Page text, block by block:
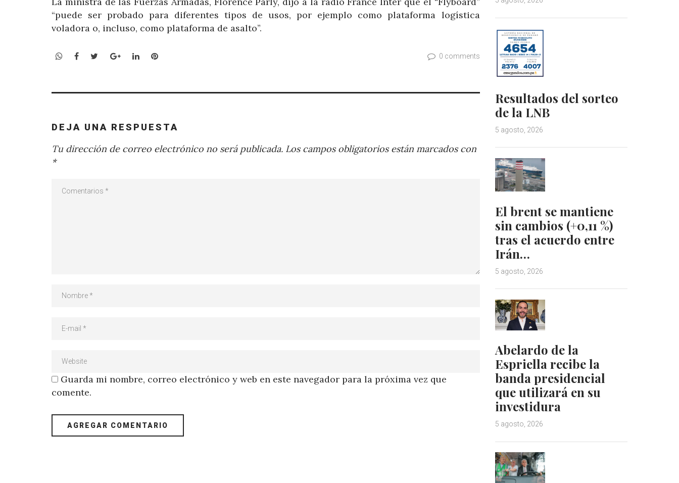
“puede ser probado para diferentes tipos de usos, por ejemplo como plataforma logística
voladora o, incluso, como plataforma de asalto”.
WhatsApp
Facebook
TwitterGoogle+LinkedInPinterest 0 comments
DEJA UNA RESPUESTA
Tu dirección de correo electrónico no será publicada. Los campos obligatorios están marcados con
*
Guarda mi nombre, correo electrónico y web en este navegador para la próxima vez que
comente.
Resultados del sorteo
de la LNB
5 agosto, 2026
El brent se mantiene
sin cambios (+0,11 %)
tras el acuerdo entre
Irán…
5 agosto, 2026
Abelardo de la
Espriella recibe la
banda presidencial
que utilizará en su
investidura
5 agosto, 2026